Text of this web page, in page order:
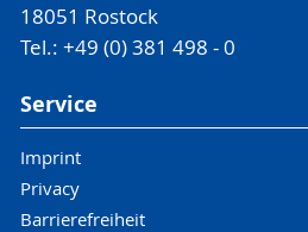
18051 Rostock
Tel.: +49 (0) 381 498 - 0
Service
Imprint
Privacy
Barrierefreiheit